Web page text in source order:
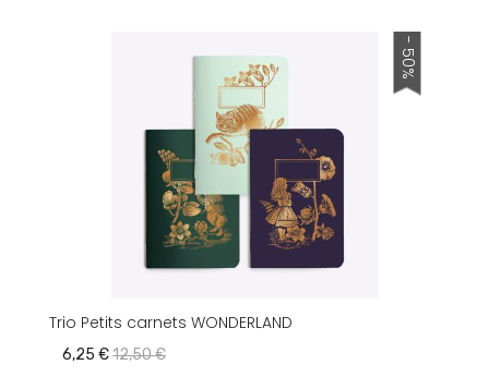
- 50%
Trio Petits carnets WONDERLAND
6,25 €12,50 €